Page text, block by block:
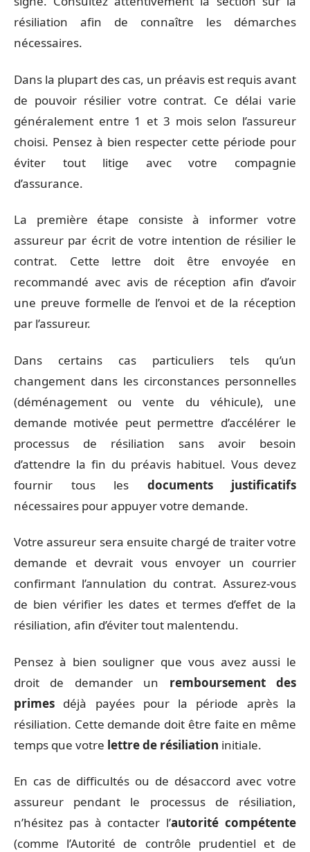
résiliation afin de connaître les démarches
nécessaires.
Dans la plupart des cas, un préavis est requis avant
de pouvoir résilier votre contrat. Ce délai varie
généralement entre 1 et 3 mois selon l’assureur
choisi. Pensez à bien respecter cette période pour
éviter tout litige avec votre compagnie
d’assurance.
La première étape consiste à informer votre
assureur par écrit de votre intention de résilier le
contrat. Cette lettre doit être envoyée en
recommandé avec avis de réception afin d’avoir
une preuve formelle de l’envoi et de la réception
par l’assureur.
Dans certains cas particuliers tels qu’un
changement dans les circonstances personnelles
(déménagement ou vente du véhicule), une
demande motivée peut permettre d’accélérer le
processus de résiliation sans avoir besoin
d’attendre la fin du préavis habituel. Vous devez
fournir tous les documents justificatifs
nécessaires pour appuyer votre demande.
Votre assureur sera ensuite chargé de traiter votre
demande et devrait vous envoyer un courrier
confirmant l’annulation du contrat. Assurez-vous
de bien vérifier les dates et termes d’effet de la
résiliation, afin d’éviter tout malentendu.
Pensez à bien souligner que vous avez aussi le
droit de demander un remboursement des
primes déjà payées pour la période après la
résiliation. Cette demande doit être faite en même
temps que votre lettre de résiliation initiale.
En cas de difficultés ou de désaccord avec votre
assureur pendant le processus de résiliation,
n’hésitez pas à contacter l’autorité compétente
(comme l’Autorité de contrôle prudentiel et de